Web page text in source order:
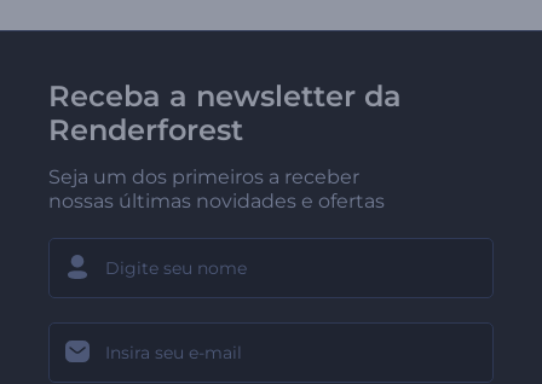
Receba a newsletter da
Renderforest
Seja um dos primeiros a receber
nossas últimas novidades e ofertas